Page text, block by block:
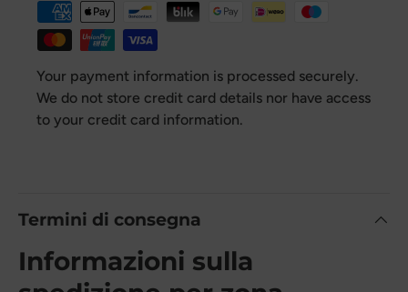
Your payment information is processed securely.
We do not store credit card details nor have access
to your credit card information.
Termini di consegna
Informazioni sulla